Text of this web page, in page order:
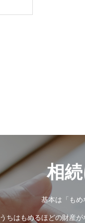
相
基本は「もめ
うちはもめるほどの財産